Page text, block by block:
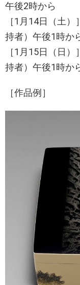
午後2時から
［1月14日（土
持者）午後1時か
［1月15日（日
持者）午後1時か
［作品例］